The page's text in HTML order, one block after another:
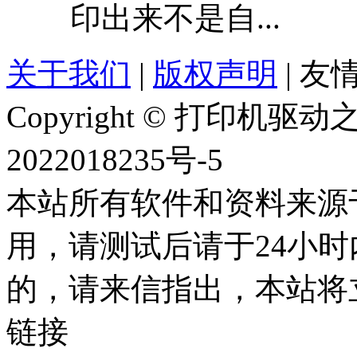
印出来不是自...
关于我们 | 版权声明 | 友
Copyright © 打印机驱动
2022018235号-5
本站所有软件和资料来
用，请测试后请于24小
的，请来信指出，本站
链接